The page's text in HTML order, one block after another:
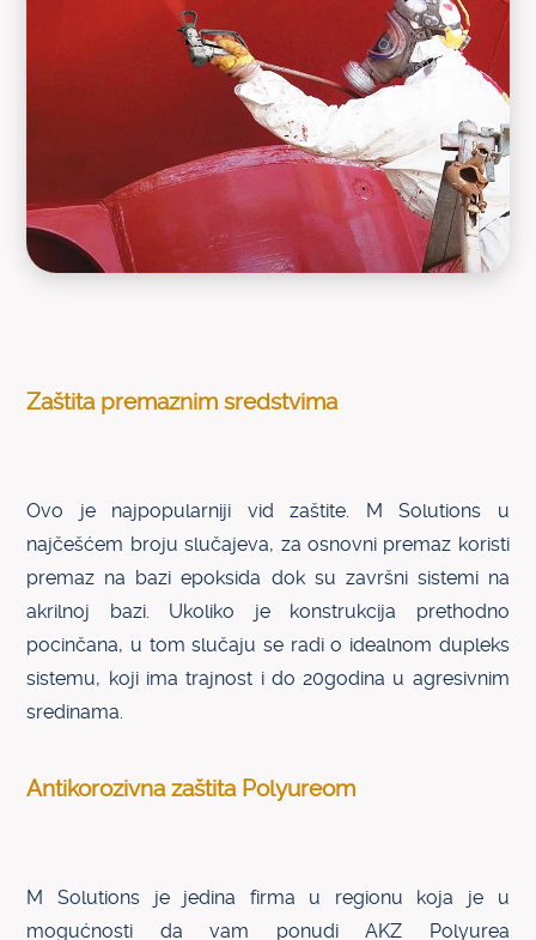
Zaštita premaznim sredstvima
Ovo je najpopularniji vid zaštite. M Solutions u
najčešćem broju slučajeva, za osnovni premaz koristi
premaz na bazi epoksida dok su završni sistemi na
akrilnoj bazi. Ukoliko je konstrukcija prethodno
pocinčana, u tom slučaju se radi o idealnom dupleks
sistemu, koji ima trajnost i do 20godina u agresivnim
sredinama.
Antikorozivna zaštita Polyureom
M Solutions je jedina firma u regionu koja je u
mogućnosti da vam ponudi AKZ Polyurea